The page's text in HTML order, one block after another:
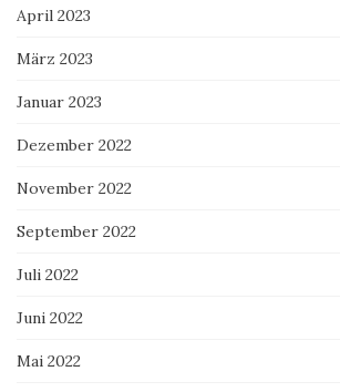
April 2023
März 2023
Januar 2023
Dezember 2022
November 2022
September 2022
Juli 2022
Juni 2022
Mai 2022